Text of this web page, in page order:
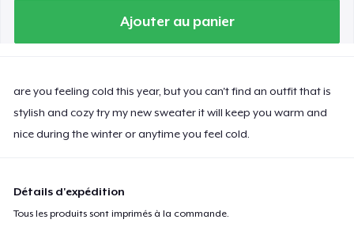
Ajouter au panier
are you feeling cold this year, but you can't find an outfit that is
stylish and cozy try my new sweater it will keep you warm and
nice during the winter or anytime you feel cold.
Détails d'expédition
Tous les produits sont imprimés à la commande.